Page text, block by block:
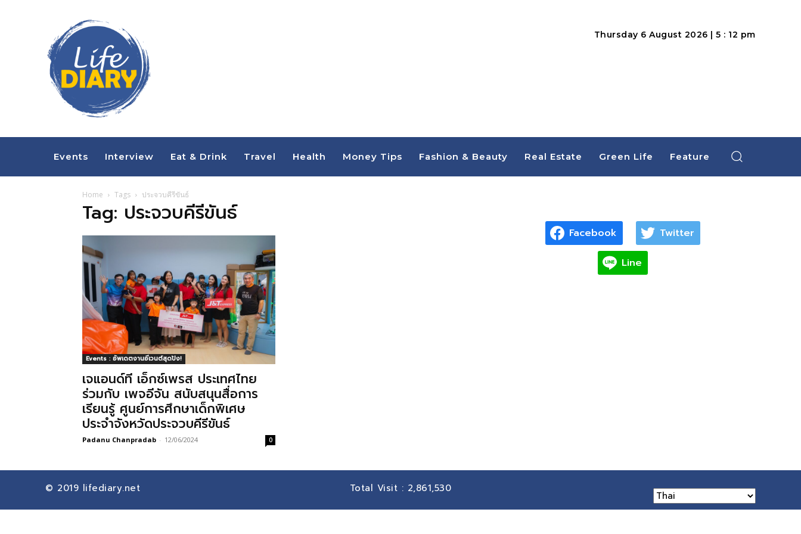
Thursday 6 August 2026 | 5 : 12 pm
Events Interview Eat & Drink Travel Health Money Tips Fashion & Beauty Real Estate Green Life Feature
Home Tags ประจวบคีรีขันธ์
Tag: ประจวบคีรีขันธ์
Events : อัพเดตงานอีเวนต์สุดปัง!
เจแอนด์ที เอ็กซ์เพรส ประเทศไทย
ร่วมกับ เพจอีจัน สนับสนุนสื่อการ
เรียนรู้ ศูนย์การศึกษาเด็กพิเศษ
ประจำจังหวัดประจวบคีรีขันธ์
Padanu Chanpradab - 12/06/2024 0
Facebook Twitter
Line
© 2019 lifediary.net Total Visit : 2,861,530